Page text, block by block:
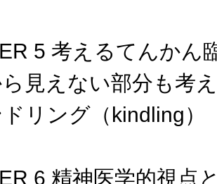
5 考えるてんかん
見えない部分も考
リング（kindling）
6 精神医学的視点